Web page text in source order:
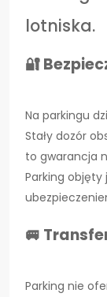
lotniska.
🔐
Na parkingu
Stały dozór
to gwarancja
Parking objęty
🚐
Parking nie